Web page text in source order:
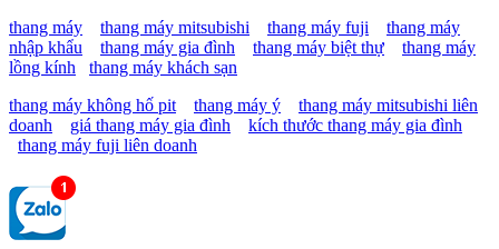
thang máy
thang máy mitsubishi thang máy fuji
thang máy
nhập khẩu
thang máy gia đình thang máy biệt thự
thang máy
lồng kính
thang máy khách sạn
thang máy không hố pit
thang máy ý
thang máy mitsubishi liên
doanh
giá thang máy gia đình
kích thước thang máy gia đình
thang máy fuji liên doanh